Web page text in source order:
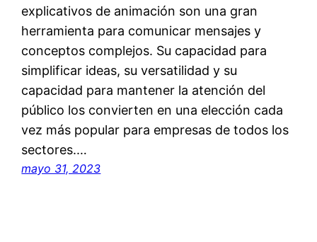
explicativos de animación son una gran
herramienta para comunicar mensajes y
conceptos complejos. Su capacidad para
simplificar ideas, su versatilidad y su
capacidad para mantener la atención del
público los convierten en una elección cada
vez más popular para empresas de todos los
sectores.…
mayo 31, 2023